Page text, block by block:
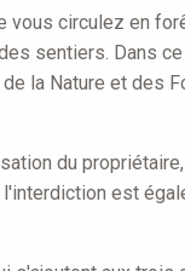
vous circulez en
sentiers. Dans
la Nature et des
du
est